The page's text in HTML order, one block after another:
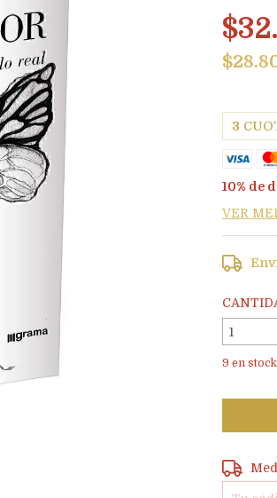
3
10% de
VER
9 en stock